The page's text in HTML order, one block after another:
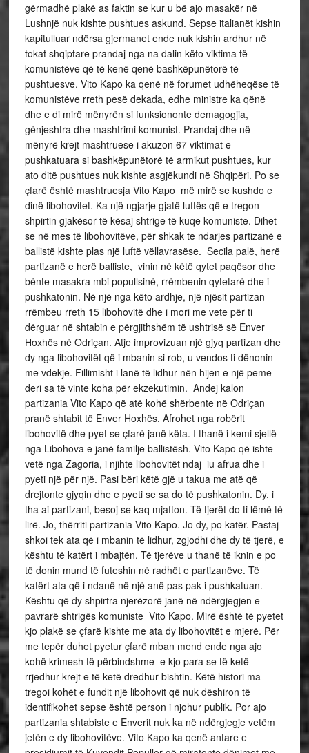
gërmadhë plakë as faktin se kur u bë ajo masakër në
Lushnjë nuk kishte pushtues askund. Sepse italianët kishin
kapitulluar ndërsa gjermanet ende nuk kishin ardhur në
tokat shqiptare prandaj nga na dalin këto viktima të
komunistëve që të kenë qenë bashkëpunëtorë të
pushtuesve. Vito Kapo ka qenë në forumet udhëheqëse të
komunistëve rreth pesë dekada, edhe ministre ka qënë
dhe e di mirë mënyrën si funksiononte demagogjia,
gënjeshtra dhe mashtrimi komunist. Prandaj dhe në
mënyrë krejt mashtruese i akuzon 67 viktimat e
pushkatuara si bashkëpunëtorë të armikut pushtues, kur
ato ditë pushtues nuk kishte asgjëkundi në Shqipëri. Po se
çfarë është mashtruesja Vito Kapo më mirë se kushdo e
dinë libohovitet. Ka një ngjarje gjatë luftës që e tregon
shpirtin gjakësor të kësaj shtrige të kuqe komuniste. Dihet
se në mes të libohovitëve, për shkak te ndarjes partizanë e
ballistë kishte plas një luftë vëllavrasëse. Secila palë, herë
partizanë e herë balliste, vinin në këtë qytet paqësor dhe
bënte masakra mbi popullsinë, rrëmbenin qytetarë dhe i
pushkatonin. Në një nga këto ardhje, një njësit partizan
rrëmbeu rreth 15 libohovitë dhe i mori me vete për ti
dërguar në shtabin e përgjithshëm të ushtrisë së Enver
Hoxhës në Odriçan. Atje improvizuan një gjyq partizan dhe
dy nga libohovitët që i mbanin si rob, u vendos ti dënonin
me vdekje. Fillimisht i lanë të lidhur nën hijen e një peme
deri sa të vinte koha për ekzekutimin. Andej kalon
partizania Vito Kapo që atë kohë shërbente në Odriçan
pranë shtabit të Enver Hoxhës. Afrohet nga robërit
libohovitë dhe pyet se çfarë janë këta. I thanë i kemi sjellë
nga Libohova e janë familje ballistësh. Vito Kapo që ishte
vetë nga Zagoria, i njihte libohovitët ndaj iu afrua dhe i
pyeti një për një. Pasi bëri këtë gjë u takua me atë që
drejtonte gjyqin dhe e pyeti se sa do të pushkatonin. Dy, i
tha ai partizani, besoj se kaq mjafton. Të tjerët do ti lëmë të
lirë. Jo, thërriti partizania Vito Kapo. Jo dy, po katër. Pastaj
shkoi tek ata që i mbanin të lidhur, zgjodhi dhe dy të tjerë, e
kështu të katërt i mbajtën. Të tjerëve u thanë të iknin e po
të donin mund të futeshin në radhët e partizanëve. Të
katërt ata që i ndanë në një anë pas pak i pushkatuan.
Kështu që dy shpirtra njerëzorë janë në ndërgjegjen e
pavrarë shtrigës komuniste Vito Kapo. Mirë është të pyetet
kjo plakë se çfarë kishte me ata dy libohovitët e mjerë. Për
me tepër duhet pyetur çfarë mban mend ende nga ajo
kohë krimesh të përbindshme e kjo para se të ketë
rrjedhur krejt e të ketë dredhur bishtin. Këtë histori ma
tregoi kohët e fundit një libohovit që nuk dëshiron të
identifikohet sepse është person i njohur publik. Por ajo
partizania shtabiste e Enverit nuk ka në ndërgjegje vetëm
jetën e dy libohovitëve. Vito Kapo ka qenë antare e